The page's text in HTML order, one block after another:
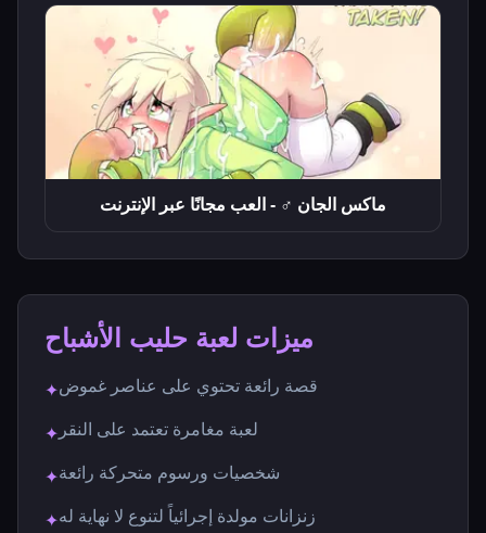
ماكس الجان ♂ - العب مجانًا عبر الإنترنت
ميزات لعبة حليب الأشباح
✦قصة رائعة تحتوي على عناصر غموض
✦ لعبة مغامرة تعتمد على النقر
✦شخصيات ورسوم متحركة رائعة
✦زنزانات مولدة إجرائياً لتنوع لا نهاية له